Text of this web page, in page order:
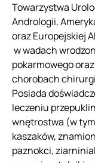
Towarzystwa
Andrologii,
oraz Europejskiej
w wadach
pokarmowego
chorobach
Posiada
leczeniu
wnętrostwa (w
kaszaków,
paznokci,